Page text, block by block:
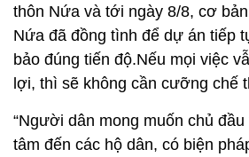
thôn Nứa và tới ngày 8/8, cơ
Nứa đã đồng tình để dự án tiếp
bảo đúng tiến độ.Nếu mọi việc
lợi, thì sẽ không cần cưỡng chế
“Người dân mong muốn chủ
tâm đến các hộ dân, có biện